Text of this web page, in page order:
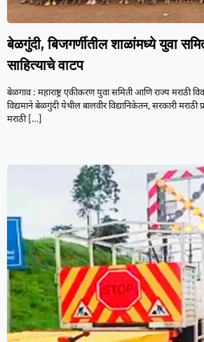
बेळगुंदी, बिजगर्णीतील शाळांमध्ये युवा
साहित्याचे वाटप
बेळगाव : महाराष्ट्र एकीकरण युवा समिती आणि राज्य मराठी
विद्यमाने बेळगुंदी येथील बालवीर विद्यानिकेतन, सरकारी मराठी
मराठी[…]